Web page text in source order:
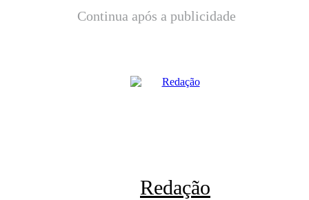
Continua após a publicidade
Redação